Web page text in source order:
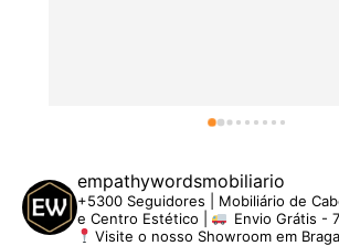
empathywordsmobiliario
+5300 Seguidores | Mobiliário de
e Centro Estético |
Envio Grátis -
Visite o nosso Showroom em Braga